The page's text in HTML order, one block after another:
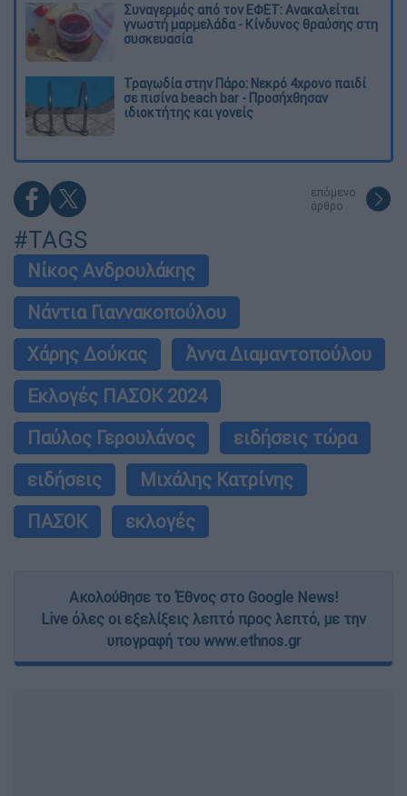
Συναγερμός από τον ΕΦΕΤ: Ανακαλείται
γνωστή μαρμελάδα - Κίνδυνος θραύσης στη
συσκευασία
Τραγωδία στην Πάρο: Νεκρό 4χρονο παιδί
σε πισίνα beach bar - Προσήχθησαν
ιδιοκτήτης και γονείς
επόμενο
άρθρο
#TAGS
Νίκος Ανδρουλάκης
Νάντια Γιαννακοπούλου
Χάρης Δούκας
Άννα Διαμαντοπούλου
Εκλογές ΠΑΣΟΚ 2024
Παύλος Γερουλάνος
ειδήσεις τώρα
ειδήσεις
Μιχάλης Κατρίνης
ΠΑΣΟΚ
εκλογές
Ακολούθησε το Έθνος στο Google News!
Live όλες οι εξελίξεις λεπτό προς λεπτό, με την
υπογραφή του www.ethnos.gr